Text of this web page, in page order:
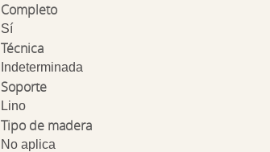
Completo
Sí
Técnica
Indeterminada
Soporte
Lino
Tipo de madera
No aplica